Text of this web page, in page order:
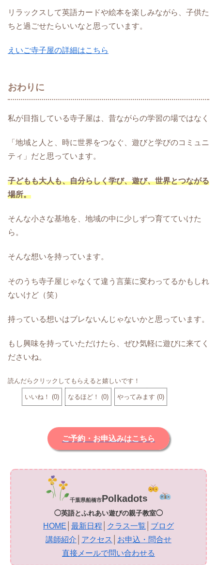
リラックスして英語カードや絵本を楽しみながら、子供た
ちと過ごせたらいいなと思っています。
えいご寺子屋の詳細はこちら
おわりに
私が目指している寺子屋は、昔ながらの学習の場ではなく
「地域と人と、時に世界をつなぐ、遊びと学びのコミュニ
ティ」だと思っています。
子どもも大人も、自分らしく学び、遊び、世界とつながる
場所。
そんな小さな基地を、地域の中に少しずつ育てていけた
ら。
そんな想いを持っています。
そのうち寺子屋じゃなくて違う言葉に変わってるかもしれ
ないけど（笑）
持っている想いはブレないんじゃないかと思っています。
もし興味を持っていただけたら、ぜひ気軽に遊びに来てく
ださいね。
読んだらクリックしてもらえると嬉しいです！
いいね！ (0) なるほど！ (0) やってみます (0)
ご予約・お申込みはこちら
千葉県船橋市Polkadots
◯英語とふれあい遊びの親子教室◯
HOME 最新日程 クラス一覧
ブログ
講師紹介
アクセス
お申込・問合せ
直接メールで問い合わせる